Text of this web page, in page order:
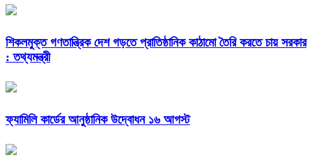
শিকলমুক্ত গণতান্ত্রিক দেশ গড়তে প্রাতিষ্ঠানিক কাঠামো তৈরি করতে চায় সরকার
: তথ্যমন্ত্রী
ফ্যামিলি কার্ডের আনুষ্ঠানিক উদ্বোধন ১৬ আগস্ট